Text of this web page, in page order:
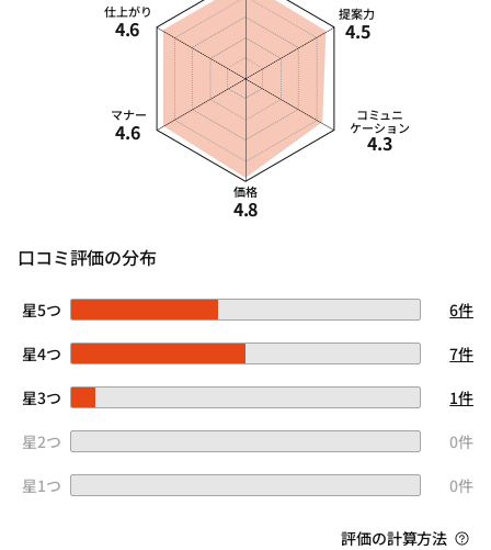
提案力
4.5
コミュニ
ケーション
4.3
価格
4.8
マナー
4.6
仕上がり
4.6
口コミ評価の分布
星5つ
6件
星4つ
7件
星3つ
1件
星2つ
0件
星1つ
0件
評価の計算方法